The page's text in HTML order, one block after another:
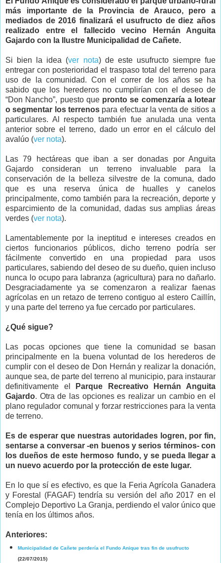
más importante de la Provincia de Arauco, pero a
mediados de 2016 finalizará el usufructo de diez años
realizado entre el fallecido vecino Hernán Anguita
Gajardo con la Ilustre Municipalidad de Cañete.
Si bien la idea (ver nota) de este usufructo siempre fue
entregar con posterioridad el traspaso total del terreno para
uso de la comunidad. Con el correr de los años se ha
sabido que los herederos no cumplirían con el deseo de
“Don Nancho”, puesto que pronto se comenzaría a lotear
o segmentar los terrenospara efectuar la venta de sitios a
particulares. Al respecto también fue anulada una venta
anterior sobre el terreno, dado un error en el cálculo del
avalúo (ver nota).
Las 79 hectáreas que iban a ser donadas por Anguita
Gajardo consideran un terreno invaluable para la
conservación de la belleza silvestre de la comuna, dado
que es una reserva única de hualles y canelos
principalmente, como también para la recreación, deporte y
esparcimiento de la comunidad, dadas sus amplias áreas
verdes (ver nota).
Lamentablemente por la ineptitud e intereses creados en
ciertos funcionarios públicos, dicho terreno podría ser
fácilmente convertido en una propiedad para usos
particulares, sabiendo del deseo de su dueño, quien incluso
nunca lo ocupo para labranza (agricultura) para no dañarlo.
Desgraciadamente ya se comenzaron a realizar faenas
agrícolas en un retazo de terreno contiguo al estero Caillín,
y una parte del terreno ya fue cercado por particulares.
¿Qué sigue?
Las pocas opciones que tiene la comunidad se basan
principalmente en la buena voluntad de los herederos de
cumplir con el deseo de Don Hernán y realizar la donación,
aunque sea, de parte del terreno al municipio, para instaurar
definitivamente el
Parque Recreativo Hernán Anguita
Gajardo. Otra de las opciones es realizar un cambio en el
plano regulador comunal y forzar restricciones para la venta
de terreno.
Es de esperar que nuestras autoridades logren, por fin,
sentarse a conversar -en buenos y serios términos- con
los dueños de este hermoso fundo, y se pueda llegar a
un nuevo acuerdo por la protección de este lugar.
En lo que sí es efectivo, es que la Feria Agrícola Ganadera
y Forestal (FAGAF) tendría su versión del año 2017 en el
Complejo Deportivo La Granja, perdiendo el valor único que
tenía en los últimos años.
Anteriores:
Municipalidad de Cañete perdería el Fundo Anique tras fin de usufructo
(22/07/2015)